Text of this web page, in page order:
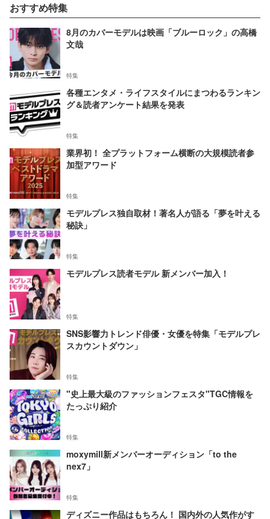
おすすめ特集
8月のカバーモデルは映画「ブルーロック」の高橋
文哉
特集
各種エンタメ・ライフスタイルにまつわるランキン
グ＆読者アンケート結果を発表
特集
業界初！ 全プラットフォーム横断の大規模読者参
加型アワード
特集
モデルプレス独自取材！著名人が語る「夢を叶える
秘訣」
特集
モデルプレス読者モデル 新メンバー加入！
特集
SNS影響力トレンド俳優・女優を特集「モデルプレ
スカウントダウン」
特集
"史上最大級のファッションフェスタ"TGC情報を
たっぷり紹介
特集
moxymill新メンバーオーディション「to the
nex7」
特集
ディズニー作品はもちろん！ 国内外の人気作がす